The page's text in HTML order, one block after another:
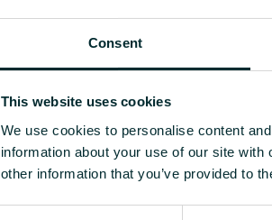
Consent
This website uses cookies
We use cookies to personalise content
information about your use of our site
other information that you’ve provided to